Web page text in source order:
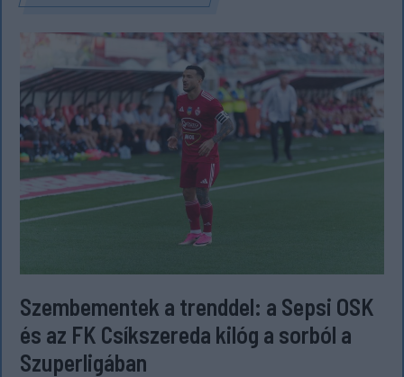
Szembementek a trenddel: a Sepsi OSK
és az FK Csíkszereda kilóg a sorból a
Szuperligában